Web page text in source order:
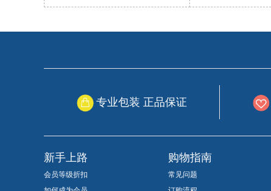
专业包装 正品保证
新手上路
会员等级折扣
购物指南
常见问题